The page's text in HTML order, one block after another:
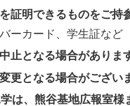
証明できるものをご持
ーカード、学生証など
止となる場合がありま
更となる場合がござい
は、熊谷基地広報室様